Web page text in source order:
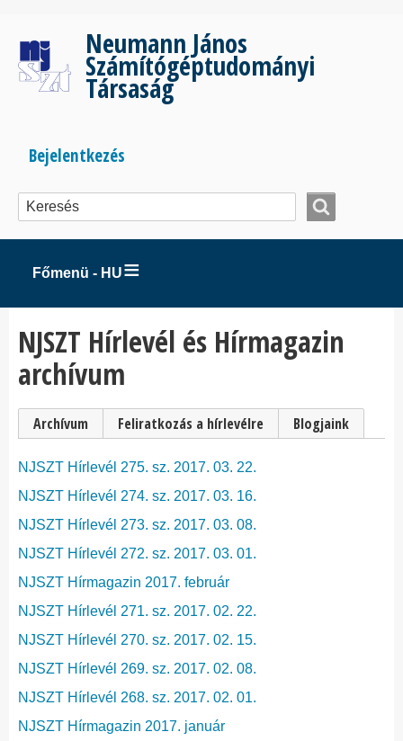
tartalomra
Neumann János
Számítógéptudományi
Társaság
Bejelentkezés
menüje
Bejelentkezés
Főmenü - HU
NJSZT Hírlevél és Hírmagazin
archívum
Elsődleges
fülek
Archívum (aktív fül)
Feliratkozás a hírlevélre Blogjaink
NJSZT Hírlevél 275. sz. 2017. 03. 22.
NJSZT Hírlevél 274. sz. 2017. 03. 16.
NJSZT Hírlevél 273. sz. 2017. 03. 08.
NJSZT Hírlevél 272. sz. 2017. 03. 01.
NJSZT Hírmagazin 2017. február
NJSZT Hírlevél 271. sz. 2017. 02. 22.
NJSZT Hírlevél 270. sz. 2017. 02. 15.
NJSZT Hírlevél 269. sz. 2017. 02. 08.
NJSZT Hírlevél 268. sz. 2017. 02. 01.
NJSZT Hírmagazin 2017. január